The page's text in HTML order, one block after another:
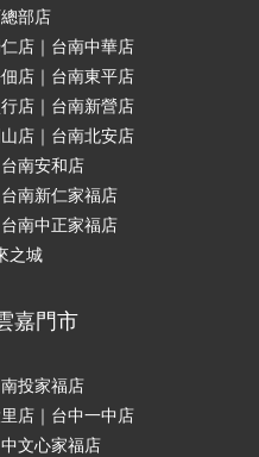
部店
店｜台南中華店
店｜台南東平店
店｜台南新營店
店｜台南北安店
南安和店
南新仁家福店
南中正家福店
之城
嘉門市
投家福店
店｜台中一中店
文心家福店